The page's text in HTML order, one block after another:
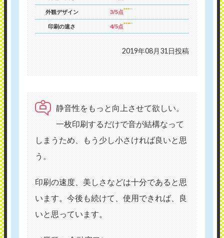
外観デザイン 3/5点
印刷の速さ 4/5点
2019年08月31日投稿
静音性をもっと向上させて欲しい。
一枚印刷するだけで音が結構なって
しまうため、もう少し小さければ良いと思
う。
印刷の速度、美しさなどは十分であると思
います。今後も続けて、使用できれば、良
いと思っています。